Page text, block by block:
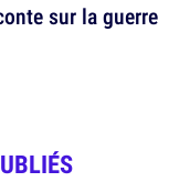
sur la guerre